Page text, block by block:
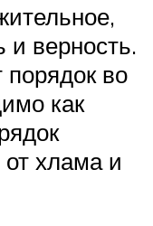
и верность.
во
как
хлама и